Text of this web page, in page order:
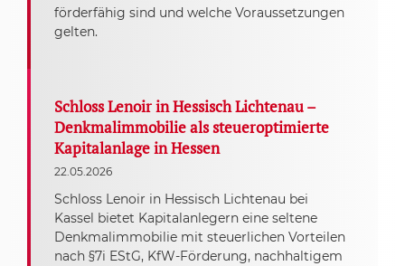
förderfähig sind und welche Voraussetzungen
gelten.
Schloss Lenoir in Hessisch Lichtenau –
Denkmalimmobilie als steueroptimierte
Kapitalanlage in Hessen
22.05.2026
Schloss Lenoir in Hessisch Lichtenau bei
Kassel bietet Kapitalanlegern eine seltene
Denkmalimmobilie mit steuerlichen Vorteilen
nach §7i EStG, KfW-Förderung, nachhaltigem